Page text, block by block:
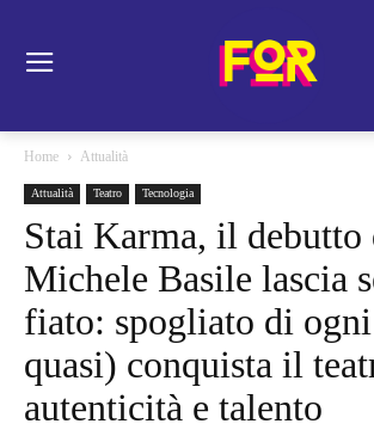
Home Attualità
Attualità Teatro Tecnologia
Stai Karma, il debutto
Michele Basile lascia
fiato: spogliato di
quasi) conquista il
autenticità e talento